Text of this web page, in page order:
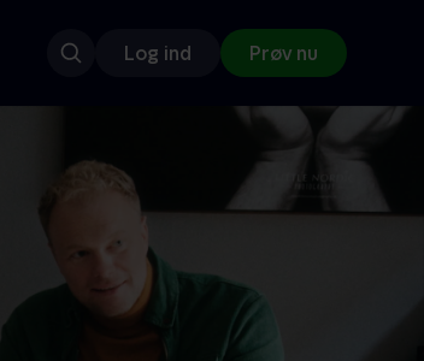
Log ind Prøv nu